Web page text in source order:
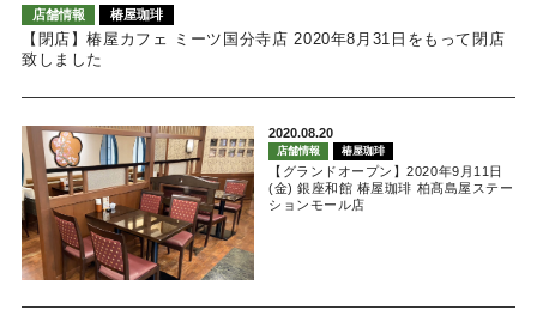
店舗情報 椿屋珈琲
【閉店】椿屋カフェ ミーツ国分寺店 2020年8月31日をもって閉店
致しました
2020.08.20
店舗情報 椿屋珈琲
【グランドオープン】2020年9月11日
(金) 銀座和館 椿屋珈琲 柏髙島屋ステー
ションモール店